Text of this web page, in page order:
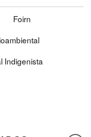
Foirn
Indigenista